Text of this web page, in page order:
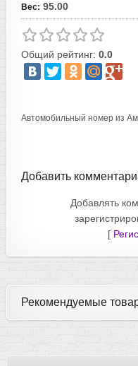
Вес: 95.00
Общий рейтинг: 0.0
Автомобильный номер из
Добавить
Добавлять
[
Рекомендуемые